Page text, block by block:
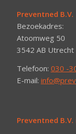
Preventned B.V.
Bezoekadres:
Atoomweg 50
3542 AB Utrecht
Telefoon: 030 -
E-mail:
Preventned